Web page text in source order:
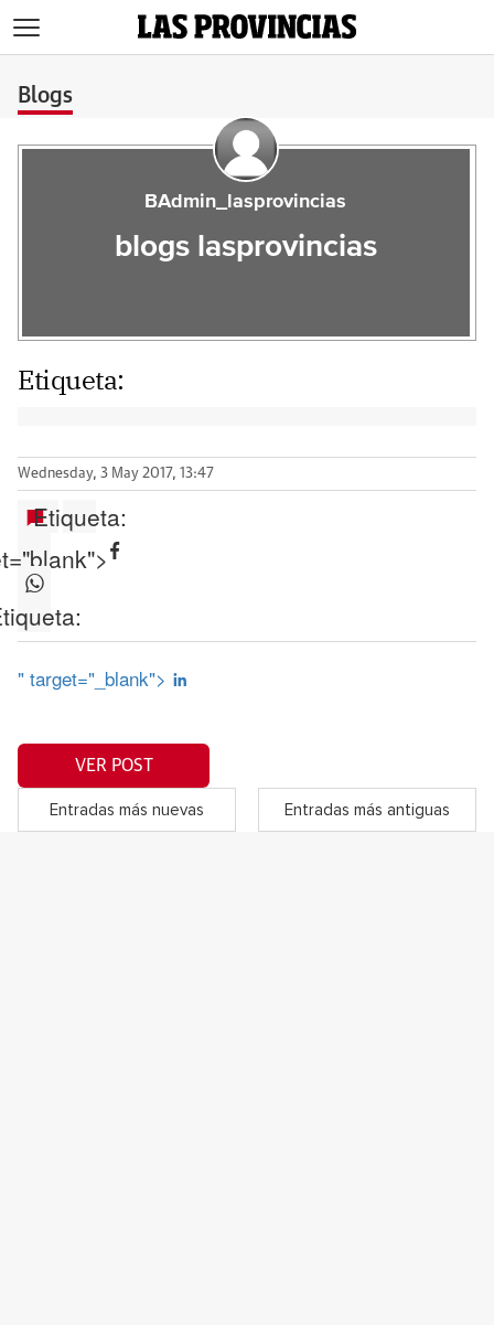
Blogs
BAdmin_lasprovincias
blogs lasprovincias
Etiqueta:
Wednesday, 3 May 2017, 13:47
Etiqueta:
" target="_blank">
VER POST
Entradas más nuevas Entradas más antiguas